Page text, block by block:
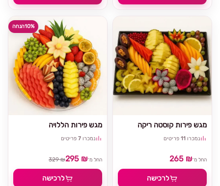
10%הנחה
מגש פירות הללויה
נמכרו 7 פריטים
החל מ־295 ₪
329 ₪
לרכישה
מגש פירות קוסטה ריקה
נמכרו 11 פריטים
החל מ־265 ₪
לרכישה